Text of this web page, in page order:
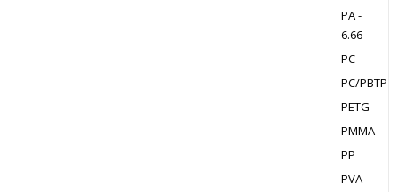
PA -
6.66
PC
PC/PBTP
PETG
PMMA
PP
PVA